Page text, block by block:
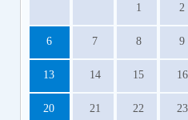
1 2
6 7 8 9
13 14 15 16
20 21 22 23